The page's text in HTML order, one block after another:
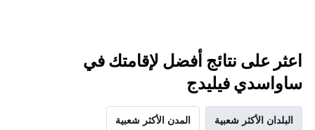
اعثر على نتائج أفضل لإقامتك في
ساواسدي فيليدج
البلدان الأكثر شعبية المدن الأكثر شعبية